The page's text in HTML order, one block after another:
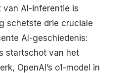
van AI-inferentie is
schetste drie cruciale
AI-geschiedenis:
startschot van het
OpenAI’s o1-model in